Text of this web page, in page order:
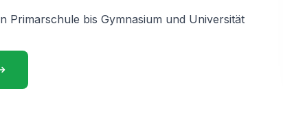
Primarschule bis Gymnasium und Universität